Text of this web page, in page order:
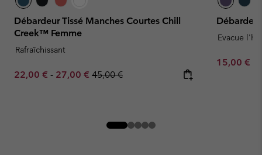
Débardeur Tissé Manches Courtes Chill
Creek™ Femme
Rafraîchissant
Minimum sale price:
22,00 € - Maximum sale price:
27,00 € Regular price:
45,00 €
Evacue
Minimum
15,00 €